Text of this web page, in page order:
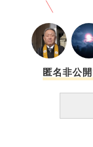
り、パチンコに行
からものうのうと
ちよく眠っている
絶ちたいとも考え
ってしまいたいで
気持ちも抑えられ
りません。このま
匿名非公